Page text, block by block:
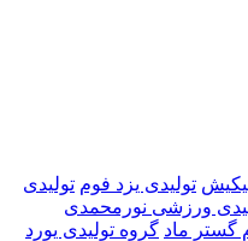
تولیدی یزد فوم تولیدی
ورزشی نورمحمدی
گستر ماد گروه تولیدی یورد